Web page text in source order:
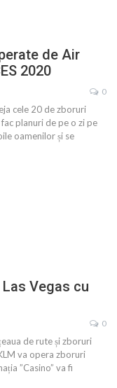
de Air
2020
0
cele 20 de zboruri
planuri de pe o zi pe
oamenilor și se
Vegas cu
0
de rute și zboruri
va opera zboruri
”Casino” va fi